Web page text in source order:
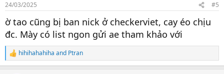
s
24/03/2025 #5
ờ tao cũng bị ban nick ở checkerviet, cay éo chịu
đc. Mày có list ngon gửi ae tham khảo với
R
e
hihihahahiha and Ptran